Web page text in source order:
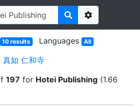
Options
10 results Languages All
真如 仁和寺
197 for Hotei Publishing (1.66